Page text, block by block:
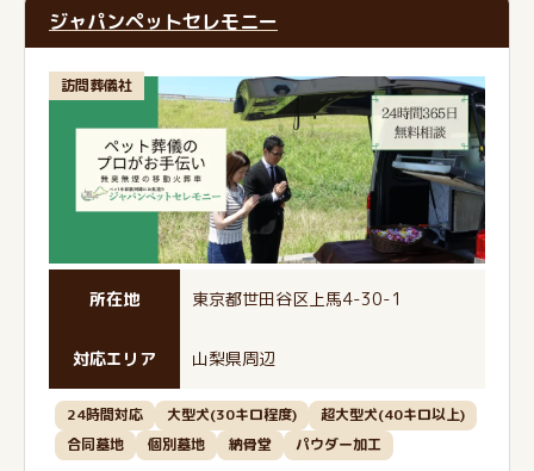
ジャパンペットセレモニー
訪問葬儀社
所在地 東京都世田谷区上馬4-30-1
対応エリア 山梨県周辺
24時間対応 大型犬(30キロ程度)
超大型犬(40キロ以上)
合同墓地
個別墓地 納骨堂 パウダー加工